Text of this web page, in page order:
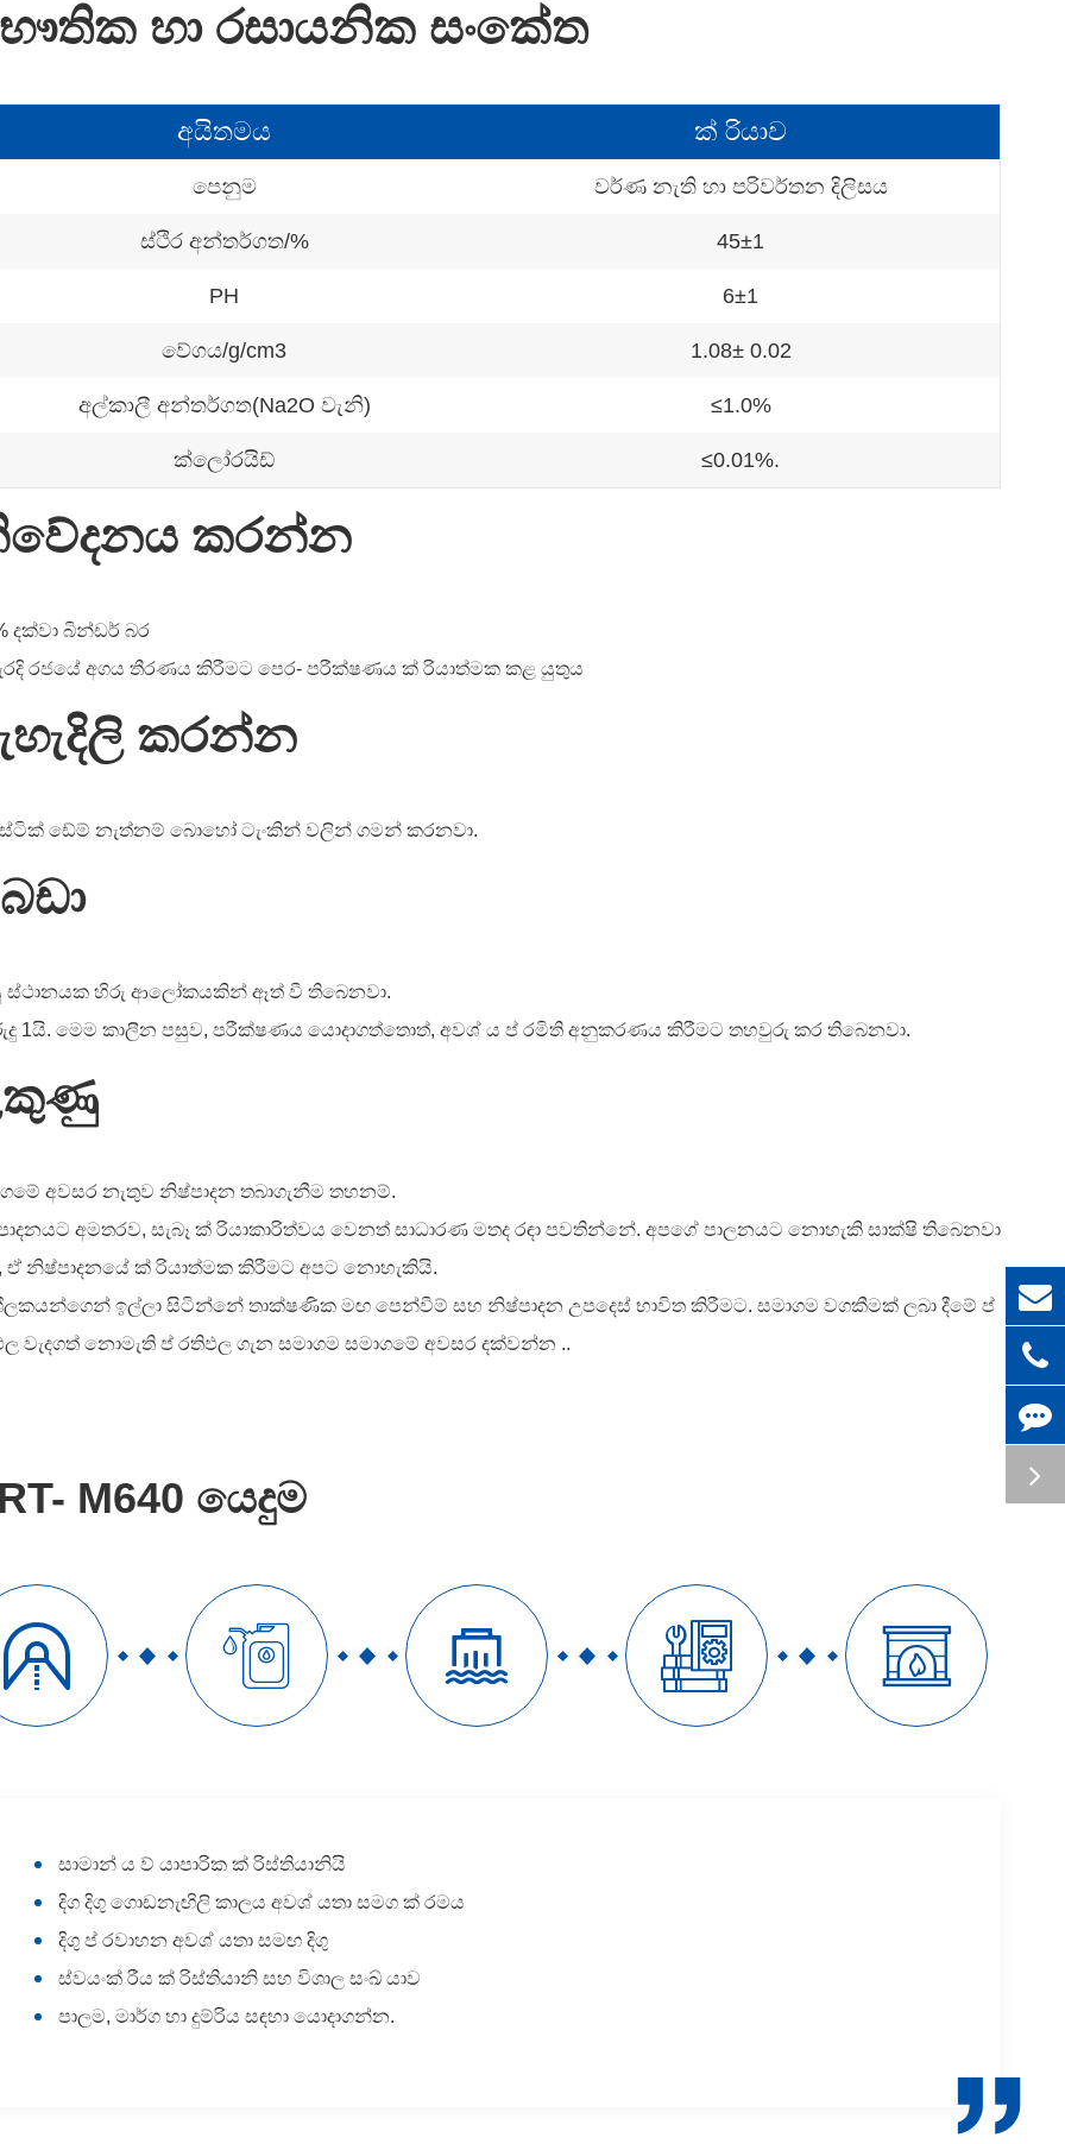
හා රසායනික සංකේත
අයිතමය ක් රියාව
පෙනුම වර්ණ නැති හා පරිවර්තන දිලිසය
ස්ථිර අන්තර්ගත/% 45±1
PH 6±1
වේගය/g/cm3 1.08± 0.02
අල්කාලී අන්තර්ගත(Na2O වැනි) ≤1.0%
ක්ලෝරයිඩ් ≤0.01%.
කරන්න
දක්වා බින්ඩර් බර
රජයේ අගය තීරණය කිරීමට පෙර- පරීක්ෂණය ක් රියාත්මක කළ යුතුය
කරන්න
ඩේම් නැත්නම් බොහෝ ටැංකින් වලින් ගමන් කරනවා.
ස්ථානයක හිරු ආලෝකයකින් ඈත් වී තිබෙනවා.
1යි. මෙම කාලීන පසුව, පරීක්ෂණය යොදාගත්තොත්, අවශ් ය ප් රමිති අනුකරණය කිරීමට තහවුරු කර තිබෙනවා.
අවසර නැතුව නිෂ්පාදන තබාගැනීම තහනම්.
අමතරව, සැබෑ ක් රියාකාරිත්වය වෙනත් සාධාරණ මතද රඳා පවතින්නේ. අපගේ පාලනයට නොහැකි සාක්ෂි තිබෙනවා
ඒ නිෂ්පාදනයේ ක් රියාත්මක කිරීමට අපට නොහැකියි.
ඉල්ලා සිටින්නේ තාක්ෂණික මඟ පෙන්වීම් සහ නිෂ්පාදන උපදෙස් භාවිත කිරීමට. සමාගම වගකීමක් ලබා දීමේ ප්
වැදගත් නොමැති ප් රතිඵල ගැන සමාගම සමාගමේ අවසර දක්වන්න ..
M640 යෙදුම
    
සාමාන් ය ව් යාපාරික ක් රිස්තියානියි
දිග දිගු ගොඩනැඟිලි කාලය අවශ් යතා සමග ක් රමය
දිගු ප් රවාහන අවශ් යතා සමඟ දිගු
ස්වයංක් රීය ක් රිස්තියානි සහ විශාල සංඛ් යාව
පාලම, මාර්ග හා දුම්රිය සඳහා යොදාගන්න.
